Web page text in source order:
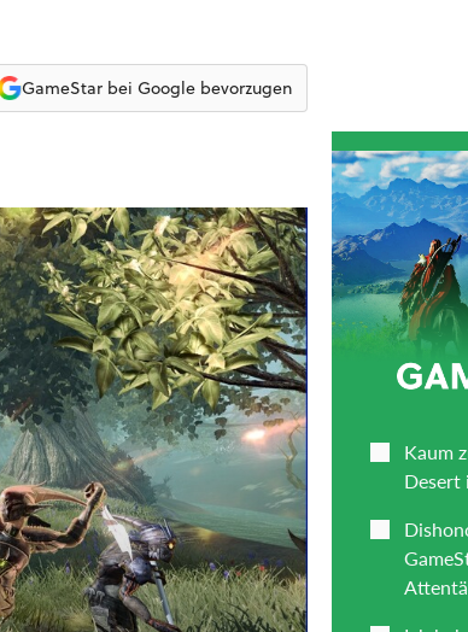
GameStar bei Google bevorzugen